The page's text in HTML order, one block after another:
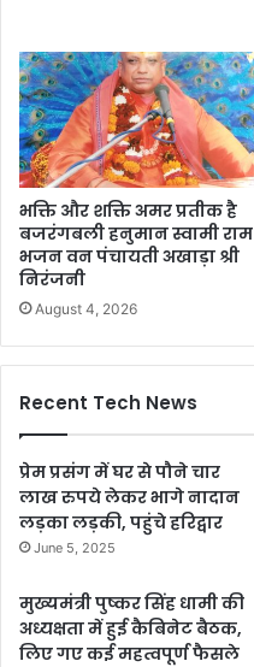
भक्ति और शक्ति अमर प्रतीक है
बजरंगबली हनुमान स्वामी राम
भजन वन पंचायती अखाड़ा श्री
निरंजनी
August 4, 2026
Recent Tech News
प्रेम प्रसंग में घर से पौने चार
लाख रुपये लेकर भागे नादान
लड़का लड़की, पहुंचे हरिद्वार
June 5, 2025
मुख्यमंत्री पुष्कर सिंह धामी की
अध्यक्षता में हुई कैबिनेट बैठक,
लिए गए कई महत्वपूर्ण फैसले